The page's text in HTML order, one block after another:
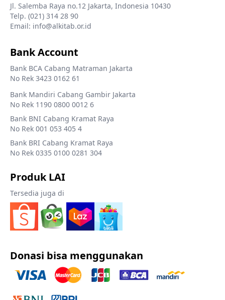
Jl. Salemba Raya no.12 Jakarta, Indonesia 10430
Telp. (021) 314 28 90
Email: info@alkitab.or.id
Bank Account
Bank BCA Cabang Matraman Jakarta
No Rek 3423 0162 61
Bank Mandiri Cabang Gambir Jakarta
No Rek 1190 0800 0012 6
Bank BNI Cabang Kramat Raya
No Rek 001 053 405 4
Bank BRI Cabang Kramat Raya
No Rek 0335 0100 0281 304
Produk LAI
Tersedia juga di
Donasi bisa menggunakan